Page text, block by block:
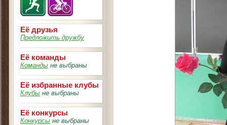
Её друзья
Предложить дружбу
Её команды
Команды не выбраны
Её избранные клубы
Клубы не выбраны
Её конкурсы
Конкурсы не выбраны